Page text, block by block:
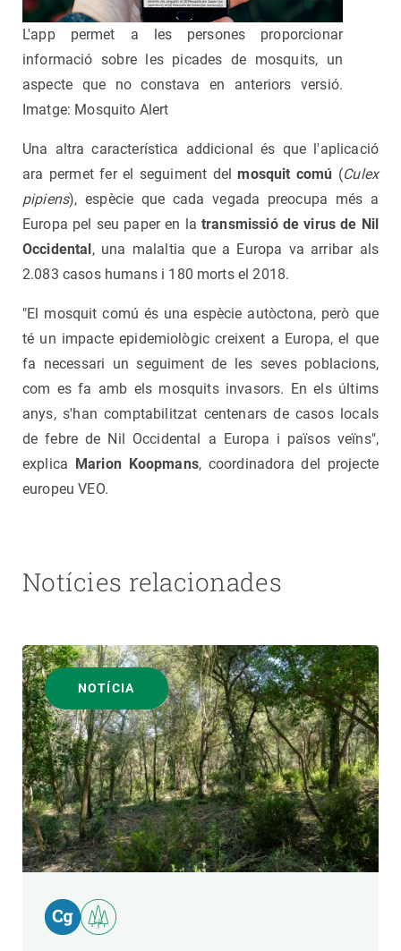
L'app permet a les persones proporcionar
informació sobre les picades de mosquits, un
aspecte que no constava en anteriors versió.
Imatge: Mosquito Alert
Una altra característica addicional és que l'aplicació
ara permet fer el seguiment delmosquit comú (Culex
pipiens), espècie que cada vegada preocupa més a
Europa pel seu paper en la transmissió de virus de Nil
Occidental , una malaltia que a Europa va arribar als
2.083 casos humans i 180 morts el 2018.
"El mosquit comú és una espècie autòctona, però que
té un impacte epidemiològic creixent a Europa, el que
fa necessari un seguiment de les seves poblacions,
com es fa amb els mosquits invasors. En els últims
anys, s'han comptabilitzat centenars de casos locals
de febre de Nil Occidental a Europa i països veïns",
explica
Marion Koopmans, coordinadora del projecte
europeu VEO.
Notícies relacionades
NOTÍCIA